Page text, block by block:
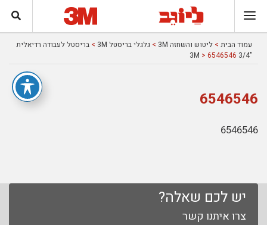
עמוד הבית > ליטוש והשחזה 3M > גלגלי בריסטל 3M > בריסטל לעבודה רדיאלית
"3/4 3M
> 6546546
6546546
6546546
יש לכם שאלה?
צרו איתנו קשר